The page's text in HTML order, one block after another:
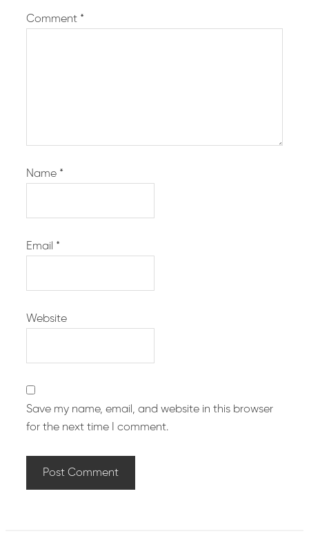
Comment *
Name *
Email *
Website
Save my name, email, and website in this browser
for the next time I comment.